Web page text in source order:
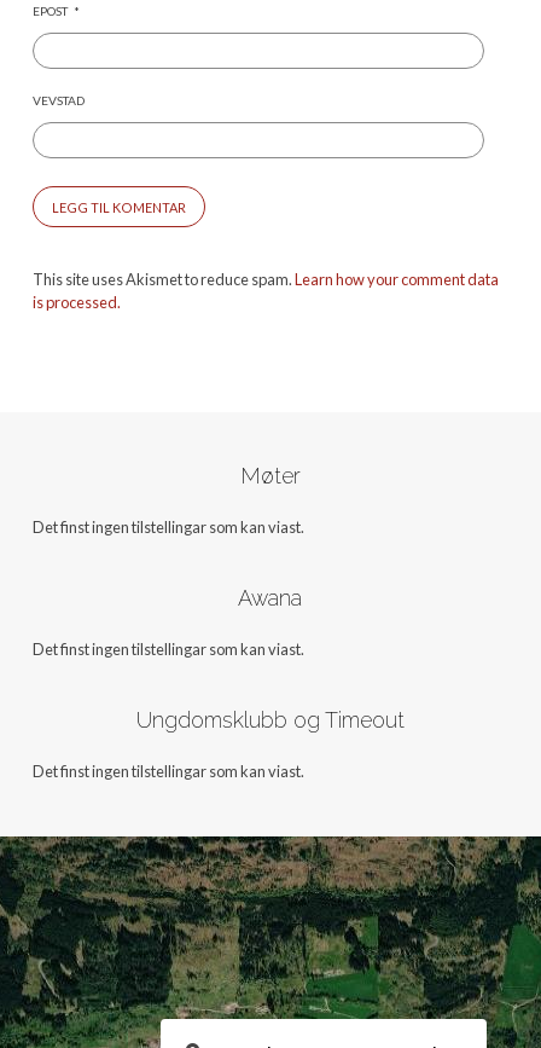
EPOST *
VEVSTAD
This site uses Akismet to reduce spam.Learn how your comment data
is processed.
Møter
Det finst ingen tilstellingar som kan viast.
Awana
Det finst ingen tilstellingar som kan viast.
Ungdomsklubb og Timeout
Det finst ingen tilstellingar som kan viast.